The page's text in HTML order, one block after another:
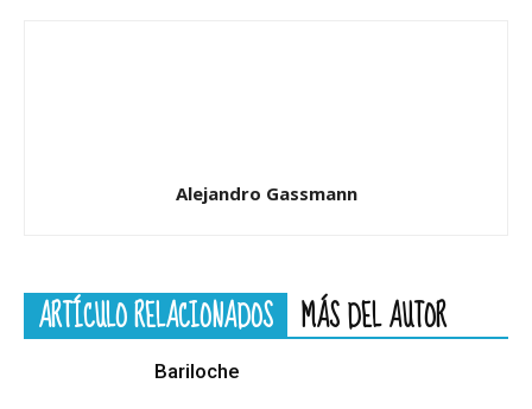
Alejandro Gassmann
ARTÍCULO RELACIONADOS MÁS DEL AUTOR
Bariloche